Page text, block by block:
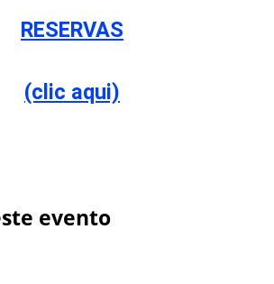
RESERVAS
(clic aqui)
evento